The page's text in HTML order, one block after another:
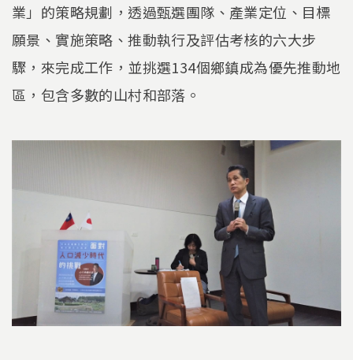
業」的策略規劃，透過甄選團隊、產業定位、目標
願景、實施策略、推動執行及評估考核的六大步
驟，來完成工作，並挑選134個鄉鎮成為優先推動地
區，包含多數的山村和部落。